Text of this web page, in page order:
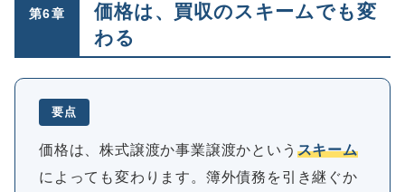
第6章
価格は、買収のスキームでも変
わる
要点
価格は、株式譲渡か事業譲渡かという スキーム
によっても変わります。簿外債務を引き継ぐか